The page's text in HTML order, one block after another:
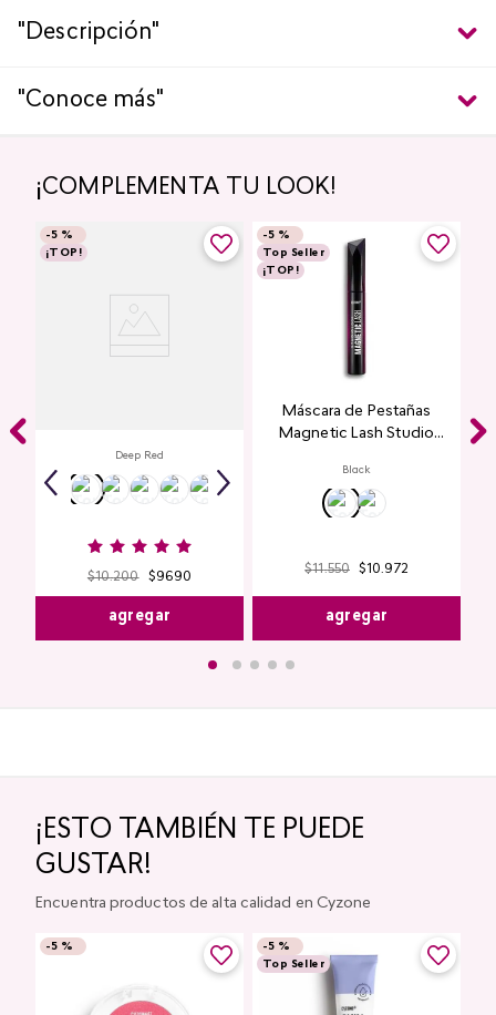
"Descripción"
"Conoce más"
¡COMPLEMENTA TU LOOK!
-5 %
¡TOP!
Deep Red
$10.200 $9690
agregar
-5 %
Top Seller
¡TOP!
Máscara de Pestañas
Magnetic Lash Studio
Black
$11.550 $ 10.972
agregar
¡ESTO TAMBIÉN TE PUEDE
GUSTAR!
Encuentra productos de alta calidad en Cyzone
-5 % -5 %
Top Seller